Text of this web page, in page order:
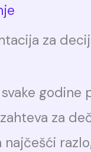
godine
za
najčešći